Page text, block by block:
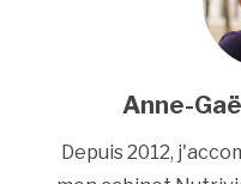
Anne-
Depuis 2012,